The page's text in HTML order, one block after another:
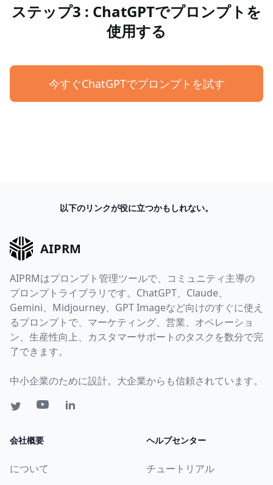
ステップ3 : ChatGPTでプロンプトを
使用する
今すぐChatGPTでプロンプトを試す
以下のリンクが役に立つかもしれない。
AIPRM
AIPRMはプロンプト管理ツールで、コミュニティ主導の
プロンプトライブラリです。ChatGPT、Claude、
Gemini、Midjourney、GPT Imageなど向けのすぐに使え
るプロンプトで、マーケティング、営業、オペレーショ
ン、生産性向上、カスタマーサポートのタスクを数分で完
了できます。
中小企業のために設計。大企業からも信頼されています。
会社概要
について
ヘルプセンター
チュートリアル